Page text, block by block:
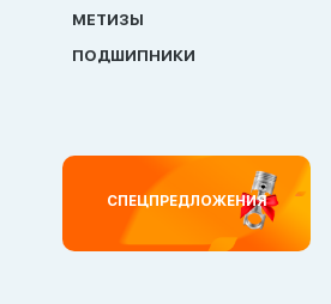
МЕТИЗЫ
ПОДШИПНИКИ
СПЕЦПРЕДЛОЖЕНИЯ